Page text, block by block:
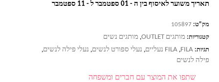
תאריך משוער לאיסוף בין ה - 01 ספטמבר ל - 11 ספטמבר
מק"ט: 105897
קטגוריות: מותגים OUTLET , מותגים נשים
תגיות: FILA
, FILA נעליים , נעלי ספורט לנשים, נעלי פילה לנשים,
פילה לנשים
שתפו את המוצר עם חברים ומשפחה